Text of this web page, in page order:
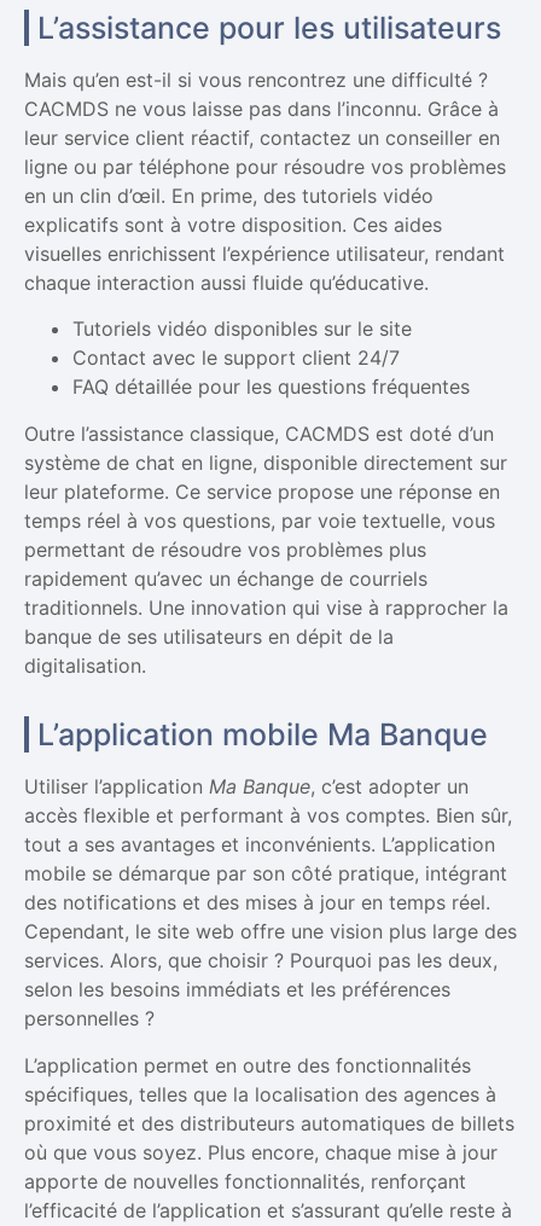
L’assistance pour les utilisateurs
Mais qu’en est-il si vous rencontrez une difficulté ?
CACMDS ne vous laisse pas dans l’inconnu. Grâce à
leur service client réactif, contactez un conseiller en
ligne ou par téléphone pour résoudre vos problèmes
en un clin d’œil. En prime, des tutoriels vidéo
explicatifs sont à votre disposition. Ces aides
visuelles enrichissent l’expérience utilisateur, rendant
chaque interaction aussi fluide qu’éducative.
Tutoriels vidéo disponibles sur le site
Contact avec le support client 24/7
FAQ détaillée pour les questions fréquentes
Outre l’assistance classique, CACMDS est doté d’un
système de chat en ligne, disponible directement sur
leur plateforme. Ce service propose une réponse en
temps réel à vos questions, par voie textuelle, vous
permettant de résoudre vos problèmes plus
rapidement qu’avec un échange de courriels
traditionnels. Une innovation qui vise à rapprocher la
banque de ses utilisateurs en dépit de la
digitalisation.
L’application mobile Ma Banque
Utiliser l’application Ma Banque, c’est adopter un
accès flexible et performant à vos comptes. Bien sûr,
tout a ses avantages et inconvénients. L’application
mobile se démarque par son côté pratique, intégrant
des notifications et des mises à jour en temps réel.
Cependant, le site web offre une vision plus large des
services. Alors, que choisir ? Pourquoi pas les deux,
selon les besoins immédiats et les préférences
personnelles ?
L’application permet en outre des fonctionnalités
spécifiques, telles que la localisation des agences à
proximité et des distributeurs automatiques de billets
où que vous soyez. Plus encore, chaque mise à jour
apporte de nouvelles fonctionnalités, renforçant
l’efficacité de l’application et s’assurant qu’elle reste à